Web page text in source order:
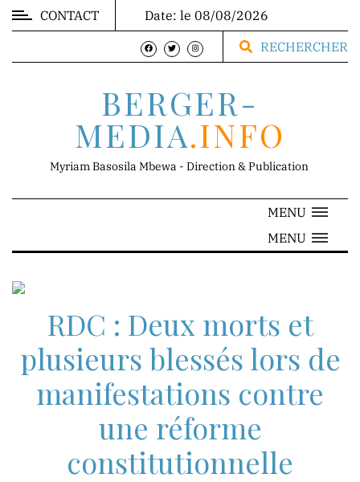
DIRECTION
Franck
Direction
Jean-
Technique
CONTACT
Date: le 08/08/2026
RECHERCHER
BERGER-
MEDIA.INFO
Myriam Basosila Mbewa - Direction & Publication
MENU
MENU
RDC : Deux morts et
plusieurs blessés lors de
manifestations contre
une réforme
constitutionnelle